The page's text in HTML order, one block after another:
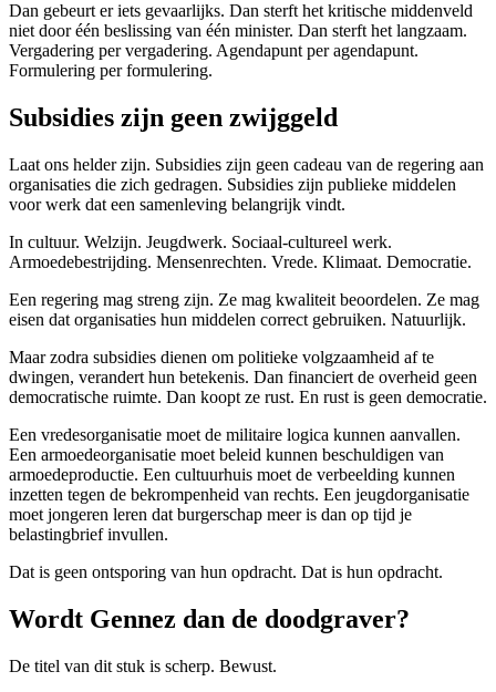
Dan gebeurt er iets gevaarlijks. Dan sterft het kritische middenveld
niet door één beslissing van één minister. Dan sterft het langzaam.
Vergadering per vergadering. Agendapunt per agendapunt.
Formulering per formulering.
Subsidies zijn geen zwijggeld
Laat ons helder zijn. Subsidies zijn geen cadeau van de regering aan
organisaties die zich gedragen. Subsidies zijn publieke middelen
voor werk dat een samenleving belangrijk vindt.
In cultuur. Welzijn. Jeugdwerk. Sociaal-cultureel werk.
Armoedebestrijding. Mensenrechten. Vrede. Klimaat. Democratie.
Een regering mag streng zijn. Ze mag kwaliteit beoordelen. Ze mag
eisen dat organisaties hun middelen correct gebruiken. Natuurlijk.
Maar zodra subsidies dienen om politieke volgzaamheid af te
dwingen, verandert hun betekenis. Dan financiert de overheid geen
democratische ruimte. Dan koopt ze rust. En rust is geen democratie.
Een vredesorganisatie moet de militaire logica kunnen aanvallen.
Een armoedeorganisatie moet beleid kunnen beschuldigen van
armoedeproductie. Een cultuurhuis moet de verbeelding kunnen
inzetten tegen de bekrompenheid van rechts. Een jeugdorganisatie
moet jongeren leren dat burgerschap meer is dan op tijd je
belastingbrief invullen.
Dat is geen ontsporing van hun opdracht. Dat is hun opdracht.
Wordt Gennez dan de doodgraver?
De titel van dit stuk is scherp. Bewust.